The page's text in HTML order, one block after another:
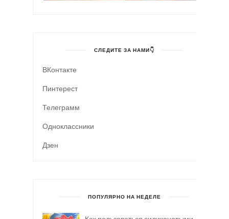
СЛЕДИТЕ ЗА НАМИ👇
ВКонтакте
Пинтерест
Телеграмм
Одноклассники
Дзен
ПОПУЛЯРНО НА НЕДЕЛЕ